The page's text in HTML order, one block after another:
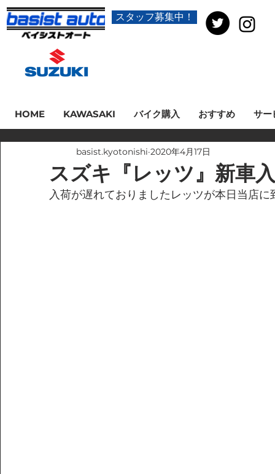
スタッフ募集中！
HOME KAWASAKI バイク購入 おすすめ サー
スズキ『レッツ』新車
basist.kyotonishi 2020年4月17日
入荷が遅れておりましたレッツが本日当店に